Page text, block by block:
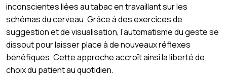
inconscientes liées au tabac en travaillant sur les
schémas du cerveau. Grâce à des exercices de
suggestion et de visualisation, l’automatisme du geste se
dissout pour laisser place à de nouveaux réflexes
bénéfiques. Cette approche accroît ainsi la liberté de
choix du patient au quotidien.